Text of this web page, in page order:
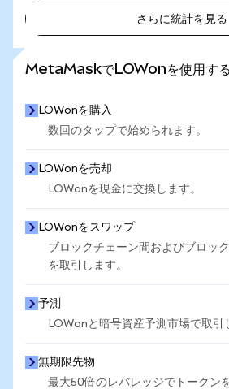
さらに統計を見る
MetaMaskでLOWonを使用す
LOWonを購入
数回のタップで始められます。
LOWonを売却
LOWonを現金に交換します。
LOWonをスワップ
ブロックチェーン間およびブロッ
を取引します。
予測
LOWonと暗号資産予測市場で取引
無期限先物
最大50倍のレバレッジでトークン